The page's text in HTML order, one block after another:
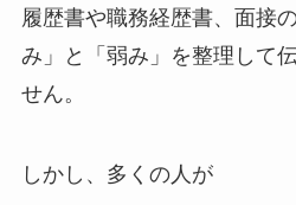
履歴書や職務経歴書、面接
み」と「弱み」を整理して
せん。
しかし、多くの人が